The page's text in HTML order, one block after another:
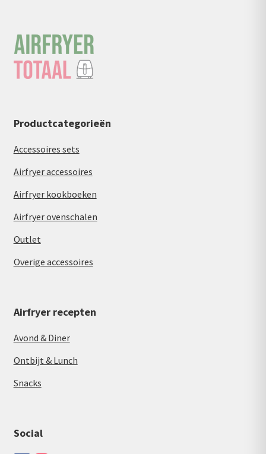
Productcategorieën
Accessoires sets
Airfryer accessoires
Airfryer kookboeken
Airfryer ovenschalen
Outlet
Overige accessoires
Airfryer recepten
Avond & Diner
Ontbijt & Lunch
Snacks
Social